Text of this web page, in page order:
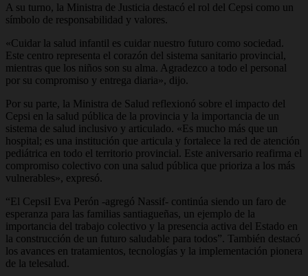
A su turno, la Ministra de Justicia destacó el rol del Cepsi como un
símbolo de responsabilidad y valores.
«Cuidar la salud infantil es cuidar nuestro futuro como sociedad.
Este centro representa el corazón del sistema sanitario provincial,
mientras que los niños son su alma. Agradezco a todo el personal
por su compromiso y entrega diaria», dijo.
Por su parte, la Ministra de Salud reflexionó sobre el impacto del
Cepsi en la salud pública de la provincia y la importancia de un
sistema de salud inclusivo y articulado. «Es mucho más que un
hospital; es una institución que articula y fortalece la red de atención
pediátrica en todo el territorio provincial. Este aniversario reafirma el
compromiso colectivo con una salud pública que prioriza a los más
vulnerables», expresó.
“El CepsiI Eva Perón -agregó Nassif- continúa siendo un faro de
esperanza para las familias santiagueñas, un ejemplo de la
importancia del trabajo colectivo y la presencia activa del Estado en
la construcción de un futuro saludable para todos”. También destacó
los avances en tratamientos, tecnologías y la implementación pionera
de la telesalud.